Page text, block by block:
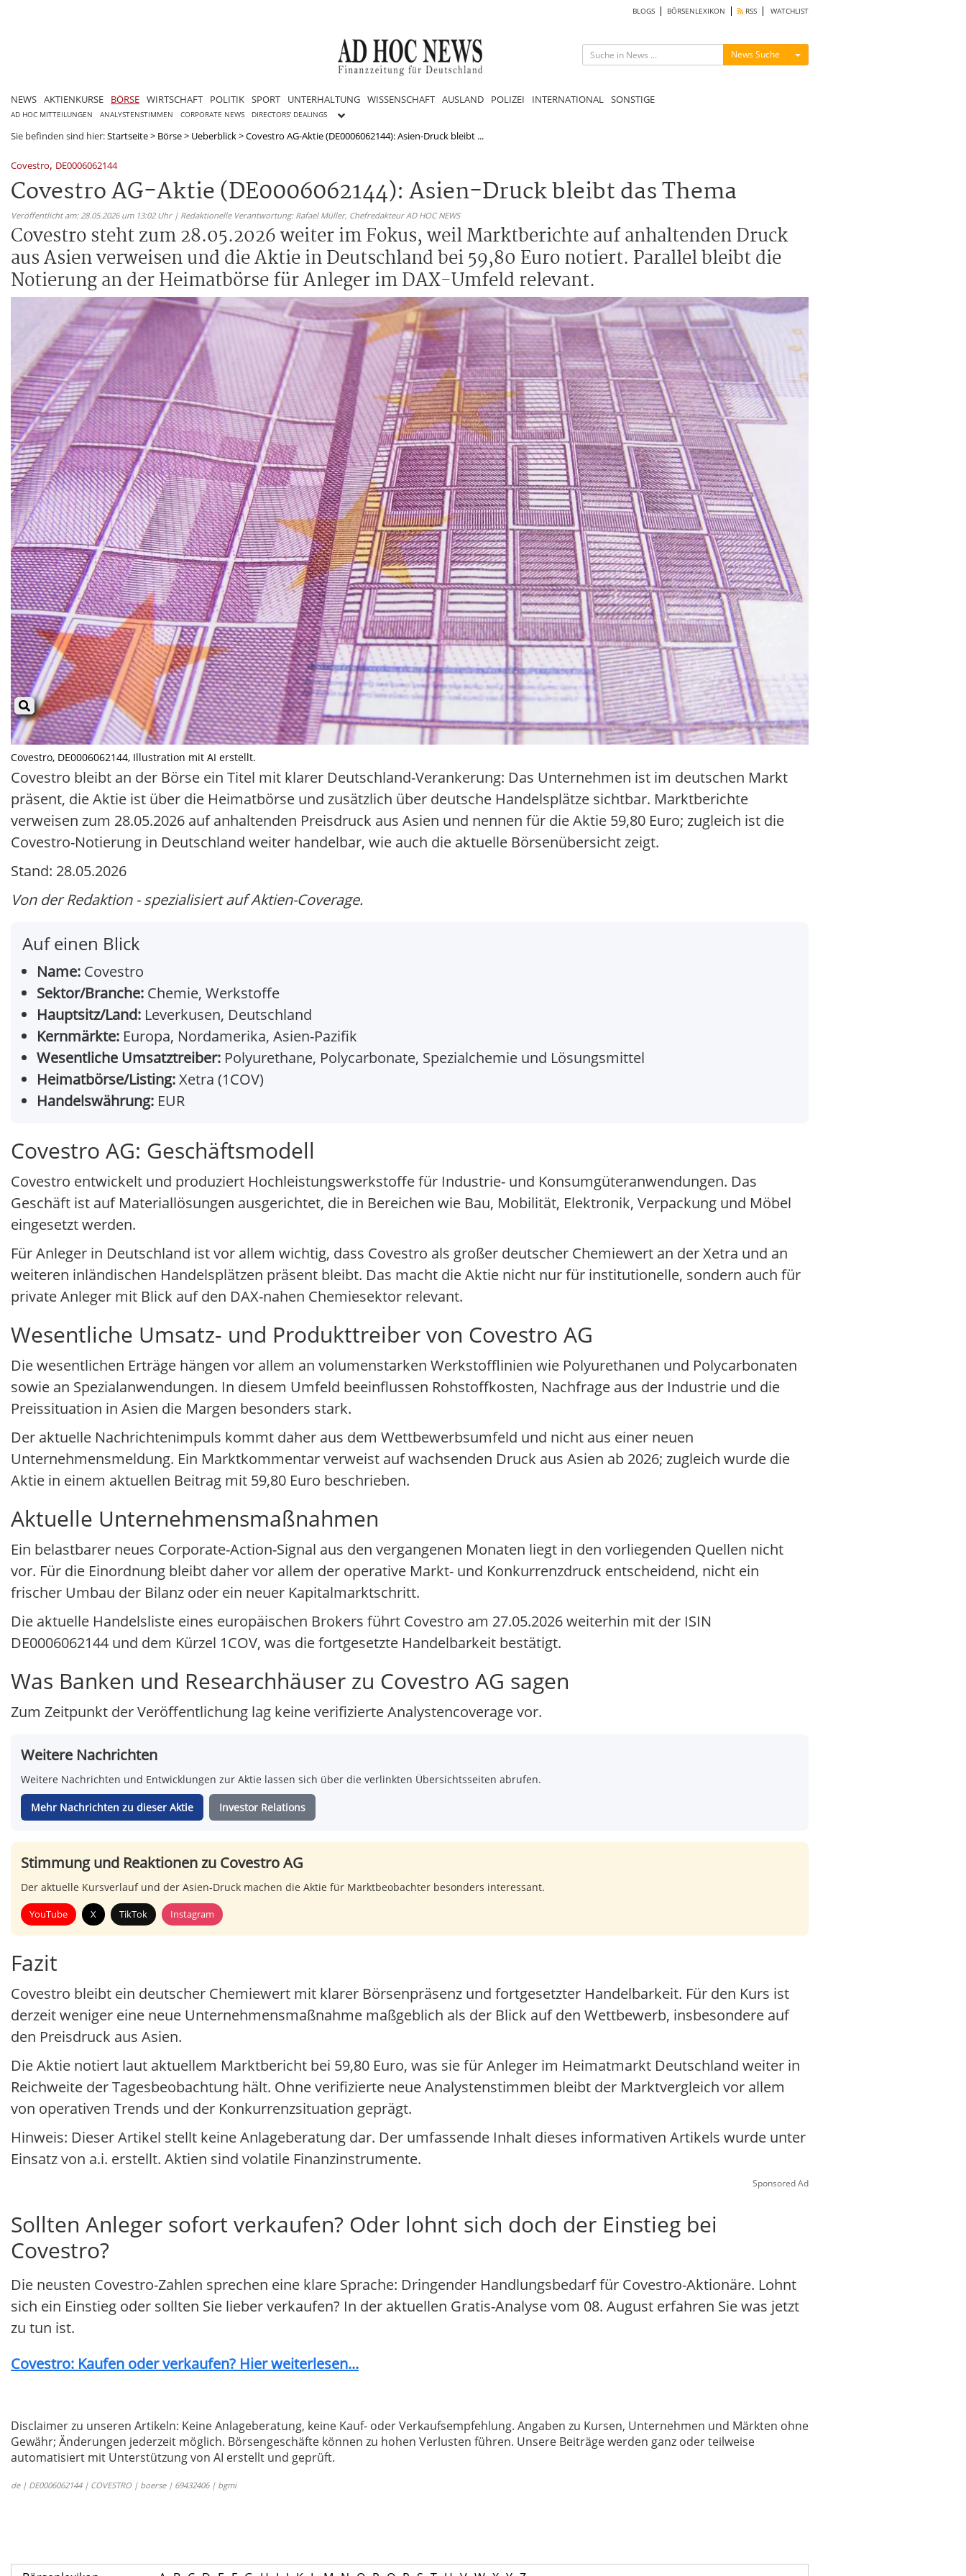
BLOGS BÖRSENLEXIKON RSS WATCHLIST
News Suche Menü ein-/ausblenden
NEWS AKTIENKURSE BÖRSE WIRTSCHAFT POLITIK SPORT UNTERHALTUNG WISSENSCHAFT AUSLAND POLIZEI INTERNATIONAL SONSTIGE
AD HOC MITTEILUNGEN ANALYSTENSTIMMEN CORPORATE NEWS DIRECTORS' DEALINGS
Sie befinden sind hier:Startseite> Börse> Ueberblick>Covestro AG-Aktie (DE0006062144): Asien-Druck bleibt ...
Covestro, DE0006062144
Covestro AG-Aktie (DE0006062144): Asien-Druck bleibt das Thema
Veröffentlicht am: 28.05.2026 um 13:02 Uhr | Redaktionelle Verantwortung: Rafael Müller, Chefredakteur AD HOC NEWS
Covestro steht zum 28.05.2026 weiter im Fokus, weil Marktberichte auf anhaltenden Druck
aus Asien verweisen und die Aktie in Deutschland bei 59,80 Euro notiert. Parallel bleibt die
Notierung an der Heimatbörse für Anleger im DAX-Umfeld relevant.
Covestro, DE0006062144, Illustration mit AI erstellt.
Covestro bleibt an der Börse ein Titel mit klarer Deutschland-Verankerung: Das Unternehmen ist im deutschen Markt
präsent, die Aktie ist über die Heimatbörse und zusätzlich über deutsche Handelsplätze sichtbar. Marktberichte
verweisen zum 28.05.2026 auf anhaltenden Preisdruck aus Asien und nennen für die Aktie 59,80 Euro; zugleich ist die
Covestro-Notierung in Deutschland weiter handelbar, wie auch die aktuelle Börsenübersicht zeigt.
Stand: 28.05.2026
Von der Redaktion - spezialisiert auf Aktien-Coverage.
Auf einen Blick
Name: Covestro
Sektor/Branche: Chemie, Werkstoffe
Hauptsitz/Land: Leverkusen, Deutschland
Kernmärkte: Europa, Nordamerika, Asien-Pazifik
Wesentliche Umsatztreiber: Polyurethane, Polycarbonate, Spezialchemie und Lösungsmittel
Heimatbörse/Listing:Xetra (1COV)
Handelswährung: EUR
Covestro AG: Geschäftsmodell
Covestro entwickelt und produziert Hochleistungswerkstoffe für Industrie- und Konsumgüteranwendungen. Das
Geschäft ist auf Materiallösungen ausgerichtet, die in Bereichen wie Bau, Mobilität, Elektronik, Verpackung und Möbel
eingesetzt werden.
Für Anleger in Deutschland ist vor allem wichtig, dass Covestro als großer deutscher Chemiewert an der Xetra und an
weiteren inländischen Handelsplätzen präsent bleibt. Das macht die Aktie nicht nur für institutionelle, sondern auch für
private Anleger mit Blick auf den DAX-nahen Chemiesektor relevant.
Wesentliche Umsatz- und Produkttreiber von Covestro AG
Die wesentlichen Erträge hängen vor allem an volumenstarken Werkstofflinien wie Polyurethanen und Polycarbonaten
sowie an Spezialanwendungen. In diesem Umfeld beeinflussen Rohstoffkosten, Nachfrage aus der Industrie und die
Preissituation in Asien die Margen besonders stark.
Der aktuelle Nachrichtenimpuls kommt daher aus dem Wettbewerbsumfeld und nicht aus einer neuen
Unternehmensmeldung. Ein Marktkommentar verweist auf wachsenden Druck aus Asien ab 2026; zugleich wurde die
Aktie in einem aktuellen Beitrag mit 59,80 Euro beschrieben.
Aktuelle Unternehmensmaßnahmen
Ein belastbarer neues Corporate-Action-Signal aus den vergangenen Monaten liegt in den vorliegenden Quellen nicht
vor. Für die Einordnung bleibt daher vor allem der operative Markt- und Konkurrenzdruck entscheidend, nicht ein
frischer Umbau der Bilanz oder ein neuer Kapitalmarktschritt.
Die aktuelle Handelsliste eines europäischen Brokers führt Covestro am 27.05.2026 weiterhin mit der ISIN
DE0006062144 und dem Kürzel 1COV, was die fortgesetzte Handelbarkeit bestätigt.
Was Banken und Researchhäuser zu Covestro AG sagen
Zum Zeitpunkt der Veröffentlichung lag keine verifizierte Analystencoverage vor.
Weitere Nachrichten
Weitere Nachrichten und Entwicklungen zur Aktie lassen sich über die verlinkten Übersichtsseiten abrufen.
Mehr Nachrichten zu dieser Aktie Investor Relations
Stimmung und Reaktionen zu Covestro AG
Der aktuelle Kursverlauf und der Asien-Druck machen die Aktie für Marktbeobachter besonders interessant.
YouTube X TikTok Instagram
Fazit
Covestro bleibt ein deutscher Chemiewert mit klarer Börsenpräsenz und fortgesetzter Handelbarkeit. Für den Kurs ist
derzeit weniger eine neue Unternehmensmaßnahme maßgeblich als der Blick auf den Wettbewerb, insbesondere auf
den Preisdruck aus Asien.
Die Aktie notiert laut aktuellem Marktbericht bei 59,80 Euro, was sie für Anleger im Heimatmarkt Deutschland weiter in
Reichweite der Tagesbeobachtung hält. Ohne verifizierte neue Analystenstimmen bleibt der Marktvergleich vor allem
von operativen Trends und der Konkurrenzsituation geprägt.
Hinweis: Dieser Artikel stellt keine Anlageberatung dar. Der umfassende Inhalt dieses informativen Artikels wurde unter
Einsatz von a.i. erstellt. Aktien sind volatile Finanzinstrumente.
Sponsored Ad
Sollten Anleger sofort verkaufen? Oder lohnt sich doch der Einstieg bei
Covestro?
Die neusten Covestro-Zahlen sprechen eine klare Sprache: Dringender Handlungsbedarf für Covestro-Aktionäre. Lohnt
sich ein Einstieg oder sollten Sie lieber verkaufen? In der aktuellen Gratis-Analyse vom 08. August erfahren Sie was jetzt
zu tun ist.
Covestro: Kaufen oder verkaufen? Hier weiterlesen...
Disclaimer zu unseren Artikeln: Keine Anlageberatung, keine Kauf- oder Verkaufsempfehlung. Angaben zu Kursen, Unternehmen und Märkten ohne
Gewähr; Änderungen jederzeit möglich. Börsengeschäfte können zu hohen Verlusten führen. Unsere Beiträge werden ganz oder teilweise
automatisiert mit Unterstützung von AI erstellt und geprüft.
de | DE0006062144 | COVESTRO | boerse | 69432406 | bgmi